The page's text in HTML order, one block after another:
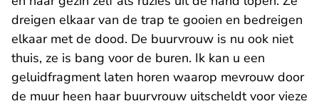
dreigen elkaar van de trap te gooien en bedreigen
elkaar met de dood. De buurvrouw is nu ook niet
thuis, ze is bang voor de buren. Ik kan u een
geluidfragment laten horen waarop mevrouw door
de muur heen haar buurvrouw uitscheldt voor vieze